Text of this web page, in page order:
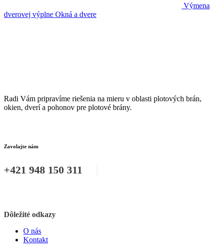
Výmena
dverovej výplne Okná a dvere
Radi Vám pripravíme riešenia na mieru v oblasti plotových brán,
okien, dverí a pohonov pre plotové brány.
Zavolajte nám
+421 948 150 311
Dôležité odkazy
O nás
Kontakt